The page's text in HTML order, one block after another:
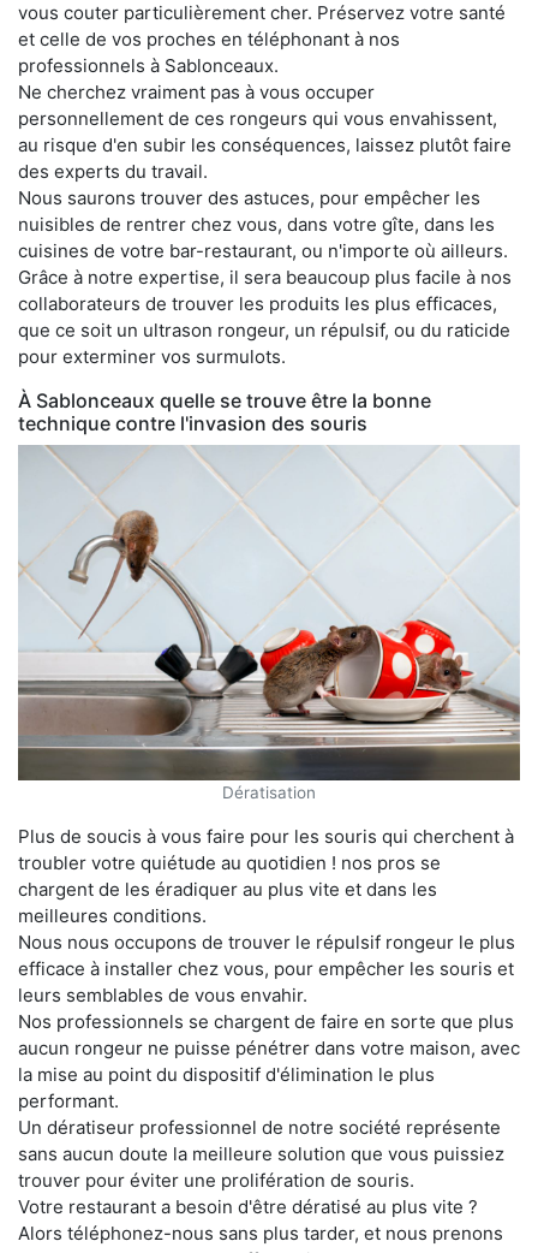
vous couter particulièrement cher. Préservez votre santé
et celle de vos proches en téléphonant à nos
professionnels à Sablonceaux.
Ne cherchez vraiment pas à vous occuper
personnellement de ces rongeurs qui vous envahissent,
au risque d'en subir les conséquences, laissez plutôt faire
des experts du travail.
Nous saurons trouver des astuces, pour empêcher les
nuisibles de rentrer chez vous, dans votre gîte, dans les
cuisines de votre bar-restaurant, ou n'importe où ailleurs.
Grâce à notre expertise, il sera beaucoup plus facile à nos
collaborateurs de trouver les produits les plus efficaces,
que ce soit un ultrason rongeur, un répulsif, ou du raticide
pour exterminer vos surmulots.
À Sablonceaux quelle se trouve être la bonne
technique contre l'invasion des souris
Dératisation
Plus de soucis à vous faire pour les souris qui cherchent à
troubler votre quiétude au quotidien ! nos pros se
chargent de les éradiquer au plus vite et dans les
meilleures conditions.
Nous nous occupons de trouver le répulsif rongeur le plus
efficace à installer chez vous, pour empêcher les souris et
leurs semblables de vous envahir.
Nos professionnels se chargent de faire en sorte que plus
aucun rongeur ne puisse pénétrer dans votre maison, avec
la mise au point du dispositif d'élimination le plus
performant.
Un dératiseur professionnel de notre société représente
sans aucun doute la meilleure solution que vous puissiez
trouver pour éviter une prolifération de souris.
Votre restaurant a besoin d'être dératisé au plus vite ?
Alors téléphonez-nous sans plus tarder, et nous prenons